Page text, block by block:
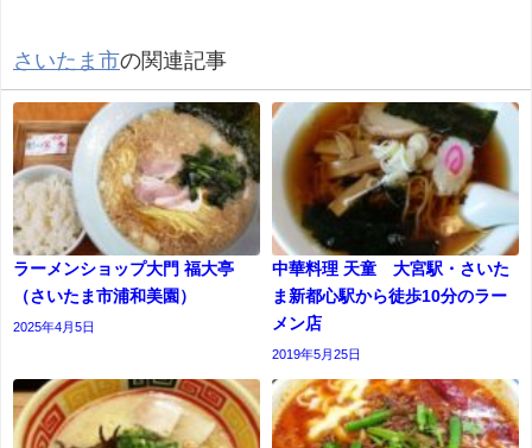
さいたま市の関連記事
ラーメンショップ大門 福大亭
（さいたま市浦和美園）
2025年4月5日
中華料理 天童 大宮駅・さいた
ま新都心駅から徒歩10分のラー
メン店
2019年5月25日